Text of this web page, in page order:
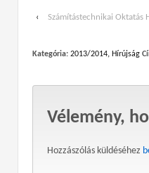
‹ Számítástechnikai Oktatás
Kategória: 2013/2014, Hírújság
Vélemény,
Hozzászólás küldéséhez